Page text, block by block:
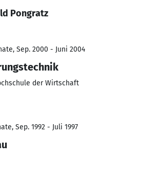
Pongratz
Sep. 2000 - Juni 2004
der Wirtschaft
Sep. 1992 - Juli 1997